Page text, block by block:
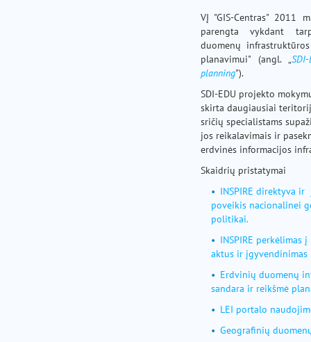
VĮ "GIS-Centras" 2011
parengta vykdant
duomenų
planavimui" (angl. „
planning").
SDI-EDU projekto
skirta daugiausiai
sričių specialistams
jos reikalavimais ir
erdvinės informacijos
Skaidrių pristatymai
INSPIRE direktyva ir
poveikis nacionalinei
politikai.
INSPIRE perkėlimas
aktus ir įgyvendinimas
Erdvinių duomenų
sandara ir reikšmė
LEI portalo
Geografinių